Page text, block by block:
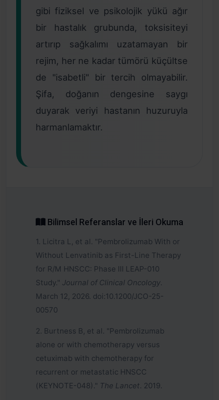
gibi fiziksel ve psikolojik yükü ağır
bir hastalık grubunda, toksisiteyi
artırıp sağkalımı uzatamayan bir
rejim, her ne kadar tümörü küçültse
de "isabetli" bir tercih olmayabilir.
Şifa, doğanın dengesine saygı
duyarak veriyi hastanın huzuruyla
harmanlamaktır.
Bilimsel Referanslar ve İleri Okuma
1. Licitra L, et al. "Pembrolizumab With or
Without Lenvatinib as First-Line Therapy
for R/M HNSCC: Phase III LEAP-010
Study." Journal of Clinical Oncology
March 12, 2026. doi:10.1200/JCO-25-
00570
2. Burtness B, et al. "Pembrolizumab
alone or with chemotherapy versus
cetuximab with chemotherapy for
recurrent or metastatic HNSCC
(KEYNOTE-048)." The Lancet . 2019.